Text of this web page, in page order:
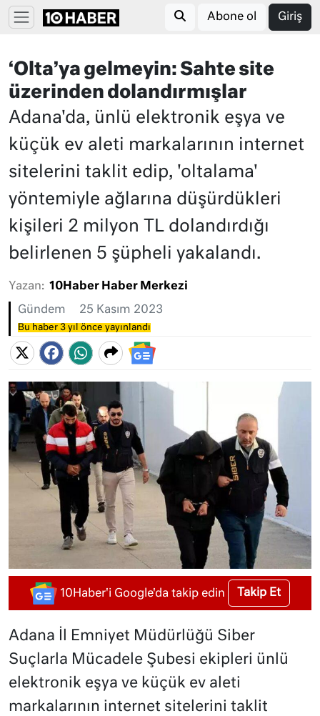
Abone ol Giriş
‘Olta’ya gelmeyin: Sahte site
üzerinden dolandırmışlar
Adana'da, ünlü elektronik eşya ve
küçük ev aleti markalarının internet
sitelerini taklit edip, 'oltalama'
yöntemiyle ağlarına düşürdükleri
kişileri 2 milyon TL dolandırdığı
belirlenen 5 şüpheli yakalandı.
Yazan: 10Haber Haber Merkezi
Gündem 25 Kasım 2023
Bu haber 3 yıl önce yayınlandı
10Haber'i Google'da takip edin Takip Et
Adana İl Emniyet Müdürlüğü Siber
Suçlarla Mücadele Şubesi ekipleri ünlü
elektronik eşya ve küçük ev aleti
markalarının internet sitelerini taklit